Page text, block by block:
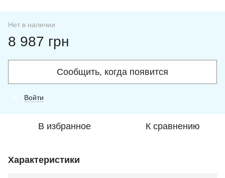
Нет в наличии
8 987 грн
Сообщить, когда появится
Войти
В избранное К сравнению
Характеристики